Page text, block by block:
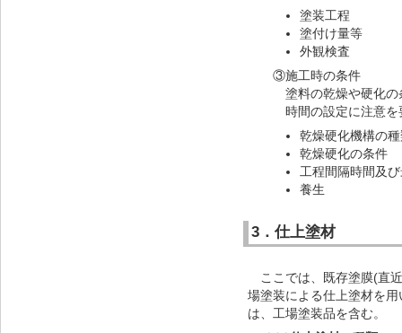
塗装工程
塗付け量等
外観検査
③施工時の条件
塗料の乾燥や硬化の条
時間の設定に注意を
乾燥硬化機構の
乾燥硬化の条件
工程間隔時間及
養生
3．仕上塗材
ここでは、既存塗膜(直
場塗装による仕上塗材を
は、工場塗装品を含む。